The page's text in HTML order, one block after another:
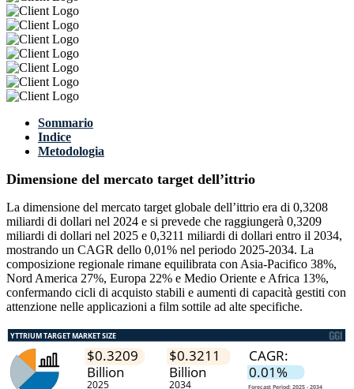
Sommario
Indice
Metodologia
Dimensione del mercato target dell’ittrio
La dimensione del mercato target globale dell’ittrio era di 0,3208
miliardi di dollari nel 2024 e si prevede che raggiungerà 0,3209
miliardi di dollari nel 2025 e 0,3211 miliardi di dollari entro il 2034,
mostrando un CAGR dello 0,01% nel periodo 2025-2034. La
composizione regionale rimane equilibrata con Asia-Pacifico 38%,
Nord America 27%, Europa 22% e Medio Oriente e Africa 13%,
confermando cicli di acquisto stabili e aumenti di capacità gestiti con
attenzione nelle applicazioni a film sottile ad alte specifiche.